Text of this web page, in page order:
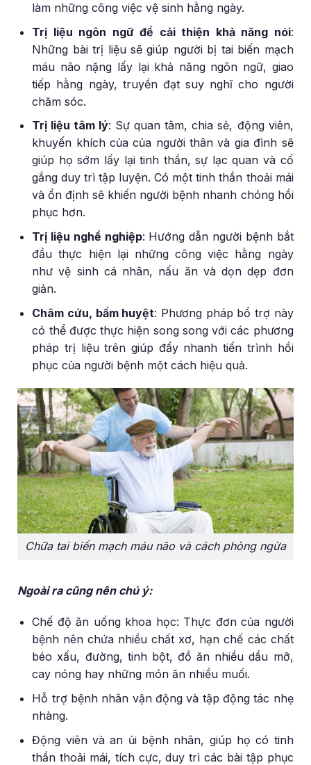
làm những công việc vệ sinh hằng ngày.
Trị liệu ngôn ngữ để cải thiện khả năng nói:
Những bài trị liệu sẽ giúp người bị tai biến mạch
máu não nặng lấy lại khả năng ngôn ngữ, giao
tiếp hằng ngày, truyền đạt suy nghĩ cho người
chăm sóc.
Trị liệu tâm lý: Sự quan tâm, chia sẻ, động viên,
khuyến khích của của người thân và gia đình sẽ
giúp họ sớm lấy lại tinh thần, sự lạc quan và cố
gắng duy trì tập luyện. Có một tinh thần thoải mái
và ổn định sẽ khiến người bệnh nhanh chóng hồi
phục hơn.
Trị liệu nghề nghiệp: Hướng dẫn người bệnh bắt
đầu thực hiện lại những công việc hằng ngày
như vệ sinh cá nhân, nấu ăn và dọn dẹp đơn
giản.
Châm cứu, bấm huyệt: Phương pháp bổ trợ này
có thể được thực hiện song song với các phương
pháp trị liệu trên giúp đẩy nhanh tiến trình hồi
phục của người bệnh một cách hiệu quả.
Chữa tai biến mạch máu não và cách phòng ngừa
Ngoài ra cũng nên chú ý:
Chế độ ăn uống khoa học: Thực đơn của người
bệnh nên chứa nhiều chất xơ, hạn chế các chất
béo xấu, đường, tinh bột, đồ ăn nhiều dầu mỡ,
cay nóng hay những món ăn nhiều muối.
Hỗ trợ bệnh nhân vận động và tập động tác nhẹ
nhàng.
Động viên và an ủi bệnh nhân, giúp họ có tinh
thần thoải mái, tích cực, duy trì các bài tập phục